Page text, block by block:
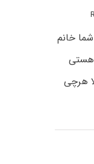
خانم
هستی
هرچی